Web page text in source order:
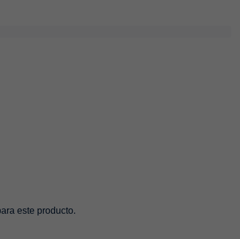
este producto.